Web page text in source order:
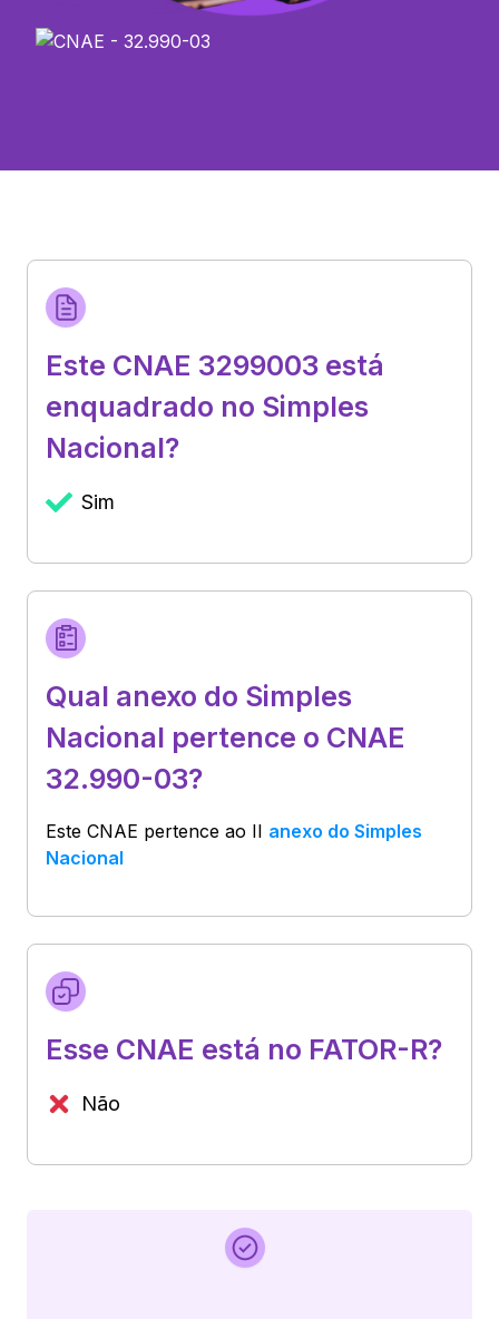
Este CNAE 3299003 está
enquadrado no Simples
Nacional?
Sim
Qual anexo do Simples
Nacional pertence o CNAE
32.990-03?
Este CNAE pertence ao II anexo do Simples
Nacional
Esse CNAE está no FATOR-R?
Não